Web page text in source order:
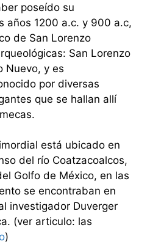
poseído su
años 1200 a.c. y 900 a.c,
de San Lorenzo
San Lorenzo
Nuevo, y es
por diversas
que se hallan allí
está ubicado en
del río Coatzacoalcos,
Golfo de México, en las
se encontraban en
investigador Duverger
(ver articulo: las
)